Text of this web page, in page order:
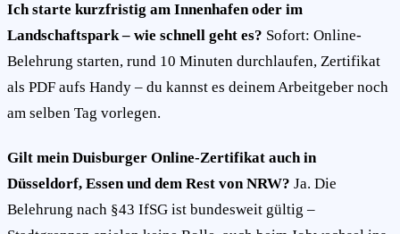
Ich starte kurzfristig am Innenhafen oder im
Landschaftspark – wie schnell geht es? Sofort: Online-
Belehrung starten, rund 10 Minuten durchlaufen, Zertifikat
als PDF aufs Handy – du kannst es deinem Arbeitgeber noch
am selben Tag vorlegen.
Gilt mein Duisburger Online-Zertifikat auch in
Düsseldorf, Essen und dem Rest von NRW? Ja. Die
Belehrung nach §43 IfSG ist bundesweit gültig –